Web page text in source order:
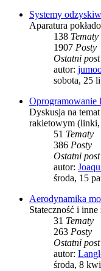
Systemy
Aparatura
138 Tematy
1907 Posty
Ostatni post
autor:
sobota, 25
Oprogramowanie
Dyskusja na
rakietowym
51 Tematy
386 Posty
Ostatni post
autor:
środa, 15
Aerodynamika
Stateczność i
31 Tematy
263 Posty
Ostatni post
autor:
środa, 8